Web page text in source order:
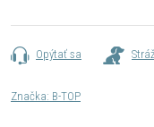
cena:
Opýtať sa
Značka: B-TOP